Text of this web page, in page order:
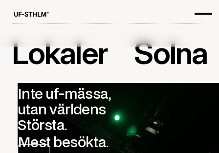
Lokaler Solna
Inte uf-mässa,
utan världens
Största.
Mest besökta.